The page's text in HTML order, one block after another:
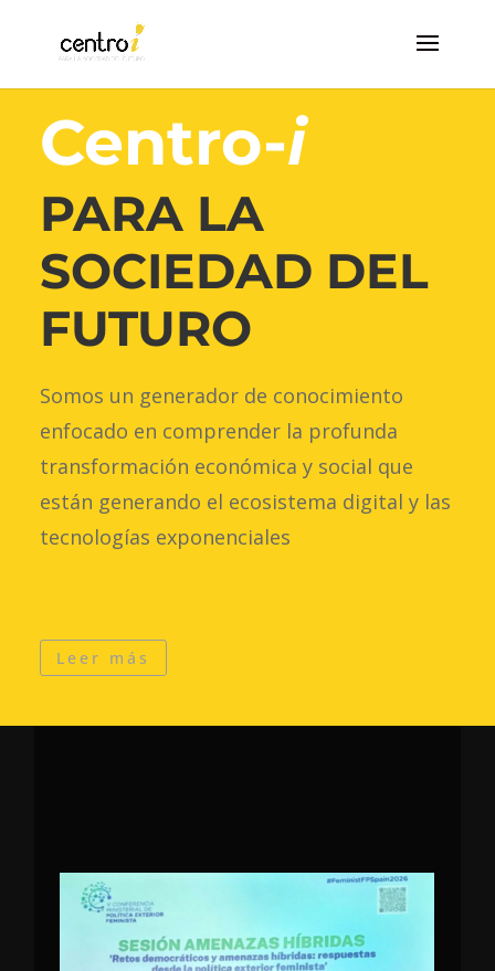
THINK TANK
Centro-i
PARA LA
SOCIEDAD DEL
FUTURO
Somos un generador de conocimiento
enfocado en comprender la profunda
transformación económica y social que
están generando el ecosistema digital y las
tecnologías exponenciales
Leer más